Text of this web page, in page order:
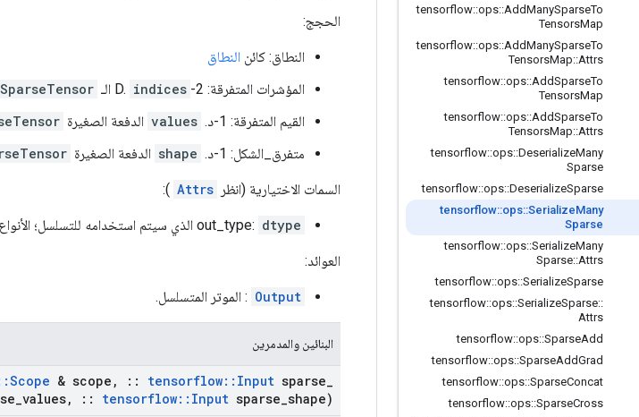
tensorflow::ops::AddManySparseTo
TensorsMap
tensorflow::ops::AddManySparseTo
TensorsMap::Attrs
tensorflow::ops::AddSparseTo
TensorsMap
tensorflow::ops::AddSparseTo
TensorsMap::Attrs
tensorflow::ops::DeserializeMany
Sparse
tensorflow::ops::DeserializeSparse
tensorflow::ops::SerializeMany
Sparse
tensorflow::ops::SerializeMany
Sparse::Attrs
tensorflow::ops::SerializeSparse
tensorflow::ops::SerializeSparse::
Attrs
tensorflow::ops::SparseAdd
tensorflow::ops::SparseAddGrad
tensorflow::ops::SparseConcat
tensorflow::ops::SparseCross
الحجج:
النطاق: كائن النطاق
المؤشرات المتفرقة: 2-D.
indices الـ minibatch SparseTensor
القيم المتفرقة: 1-د.
values الدفعة الصغيرة
متفرق_الشكل: 1-د.
shape الدفعة الصغيرة
السمات الاختيارية (انظر Attrs
):
out_type: dtype الذي سيتم استخدامه للتسلسل؛
العوائد:
Output : الموتر المتسلسل.
البنائين والمدمرين
Scope & scope , :: tensorflow:: Input sparse
values, :: tensorflow:: Input sparse shape)